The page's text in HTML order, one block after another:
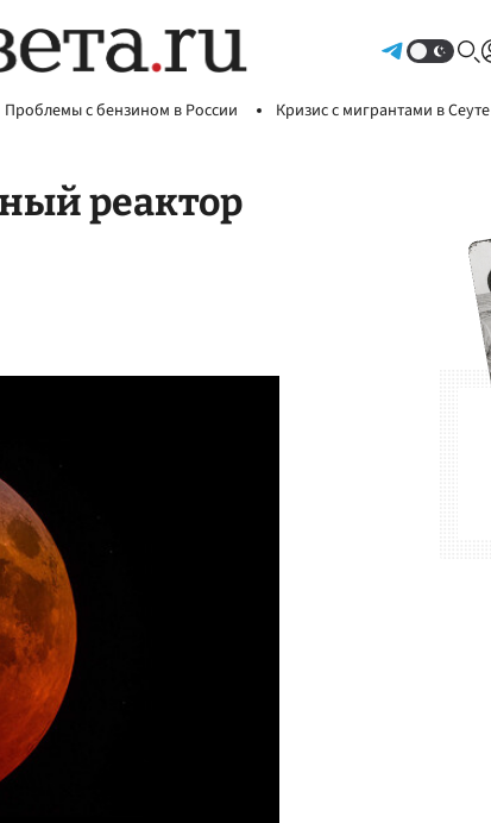
Проблемы с бензином в России Кризис с мигрантами в Сеуте
реактор